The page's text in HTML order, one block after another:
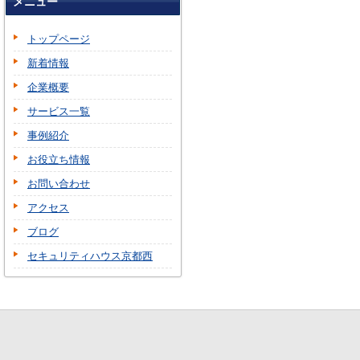
トップページ
新着情報
企業概要
サービス一覧
事例紹介
お役立ち情報
お問い合わせ
アクセス
ブログ
セキュリティハウス京都西